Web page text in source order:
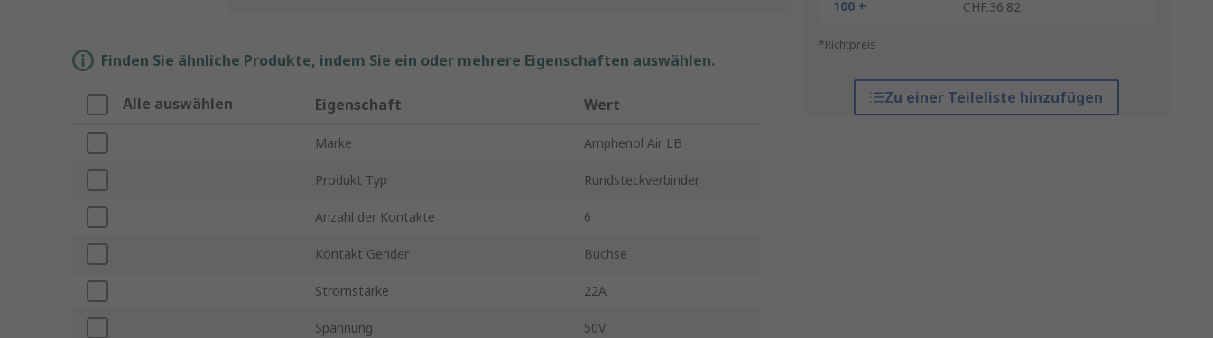
100 +
CHF.36.82
*Richtpreis
Zu einer Teileliste hinzufügen
Finden Sie ähnliche Produkte, indem Sie ein oder mehrere Eigenschaften auswählen.
Alle auswählen Eigenschaft Wert
Marke Amphenol Air LB
Produkt Typ Rundsteckverbinder
Anzahl der Kontakte 6
Kontakt Gender Buchse
Stromstärke 22A
Spannung 50V